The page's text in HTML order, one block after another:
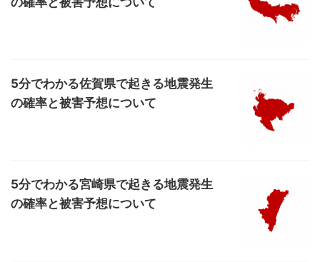
5分でわかる佐賀県で起きる地震発生
の確率と被害予想について
5分でわかる宮崎県で起きる地震発生
の確率と被害予想について